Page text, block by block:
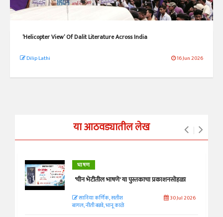
‘Helicopter View’ Of Dalit Literature Across India
Dilip Lathi 16 Jun 2026
या आठवड्यातील लेख
भाषण
'चीन भेटीतील भाषणे' या पुस्तकाचा प्रकाशनसोहळा
सानिया कर्णिक, सतीश
बागल, नीती बडवे, भानू काळे
30 Jul 2026